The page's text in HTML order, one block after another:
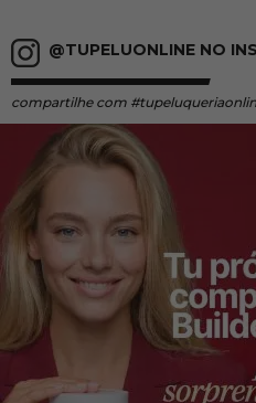
@TUPELUONLINE NO
compartilhe com